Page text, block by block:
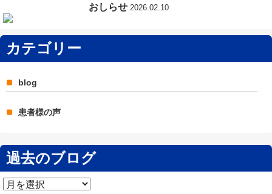
おしらせ 2026.02.10
カテゴリー
blog
患者様の声
過去のブログ
過